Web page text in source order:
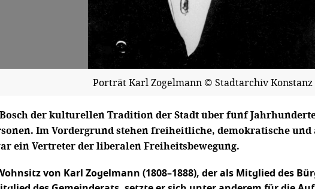
Porträt Karl Zogelmann © Stadtarchiv Konstanz
der kulturellen Tradition der Stadt über fünf
Im Vordergrund stehen freiheitliche, demokratische
ein Vertreter der liberalen Freiheitsbewegung.
von Karl Zogelmann (1808–1888), der als Mitglied des